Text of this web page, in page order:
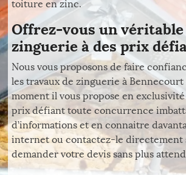
toiture en zinc.
Offrez-vous un
zinguerie à des prix
Nous vous proposons de faire
les travaux de zinguerie à
moment il vous propose en
prix défiant toute concurrence
d’informations et en connaitre
internet ou contactez-le directement
demander votre devis sans plus